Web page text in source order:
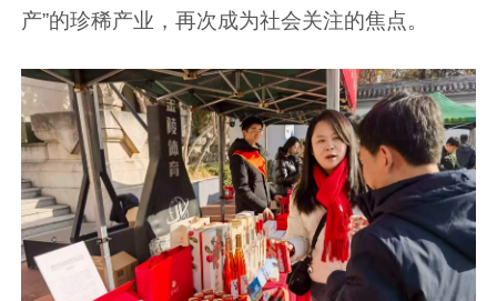
产”的珍稀产业，再次成为社会关注的焦点。